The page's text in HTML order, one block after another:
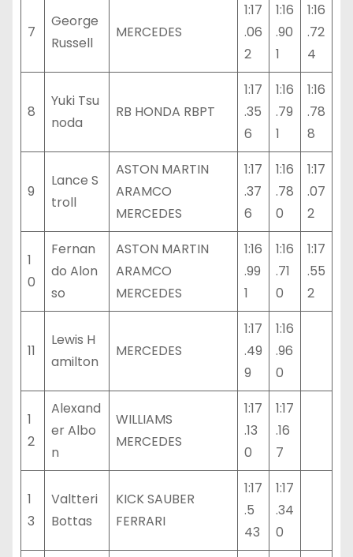
7
George
Russell
MERCEDES
1:17
.06
2
1:16
.90
1
1:16
.72
4
8
Yuki Tsu
noda
RB HONDA RBPT
1:17
.35
6
1:16
.79
1
1:16
.78
8
9
Lance S
troll
ASTON MARTIN
ARAMCO
MERCEDES
1:17
.37
6
1:16
.78
0
1:17
.07
2
1
0
Fernan
do Alon
so
ASTON MARTIN
ARAMCO
MERCEDES
1:16
.99
1
1:16
.71
0
1:17
.55
2
11
Lewis H
amilton
MERCEDES
1:17
.49
9
1:16
.96
0
1
2
Alexand
er Albo
n
WILLIAMS
MERCEDES
1:17
.13
0
1:17
.16
7
1
3
Valtteri
Bottas
KICK SAUBER
FERRARI
1:17
.5
43
1:17
.34
0